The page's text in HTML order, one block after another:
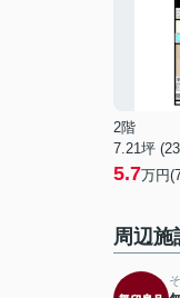
2階
7.21坪
5.7万円
周辺施